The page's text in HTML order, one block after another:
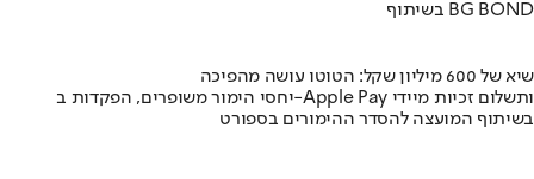
בשיתוף BG BOND
שיא של 600 מיליון שקל: הטוטו עושה מהפיכה
יחסי הימור משופרים, הפקדות ב-Apple Pay ותשלום זכיות מיידי
בשיתוף המועצה להסדר ההימורים בספורט